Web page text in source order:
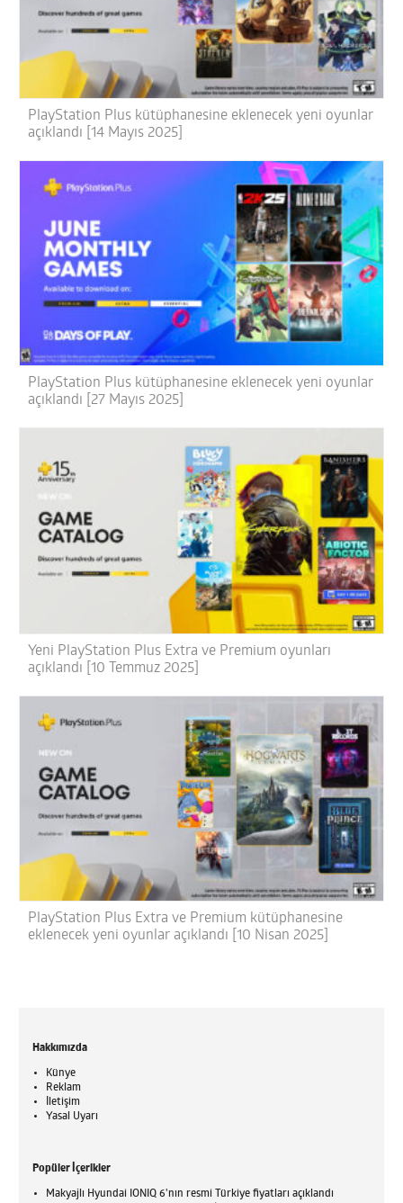
PlayStation Plus kütüphanesine eklenecek yeni oyunlar
açıklandı [14 Mayıs 2025]
PlayStation Plus kütüphanesine eklenecek yeni oyunlar
açıklandı [27 Mayıs 2025]
Yeni PlayStation Plus Extra ve Premium oyunları
açıklandı [10 Temmuz 2025]
PlayStation Plus Extra ve Premium kütüphanesine
eklenecek yeni oyunlar açıklandı [10 Nisan 2025]
Hakkımızda
Künye
Reklam
İletişim
Yasal Uyarı
Popüler İçerikler
Makyajlı Hyundai IONIQ 6'nın resmi Türkiye fiyatları açıklandı